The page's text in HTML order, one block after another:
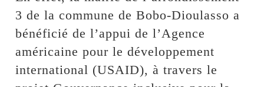
3 de la commune de Bobo-Dioulasso a
bénéficié de l’appui de l’Agence
américaine pour le développement
international (USAID), à travers le